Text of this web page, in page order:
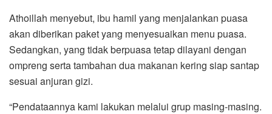
Athoillah menyebut, ibu hamil yang menjalankan puasa
akan diberikan paket yang menyesuaikan menu puasa.
Sedangkan, yang tidak berpuasa tetap dilayani dengan
ompreng serta tambahan dua makanan kering siap santap
sesuai anjuran gizi.
“Pendataannya kami lakukan melalui grup masing-masing.